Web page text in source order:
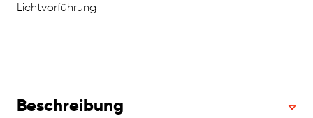
Lichtvorführung
Beschreibung